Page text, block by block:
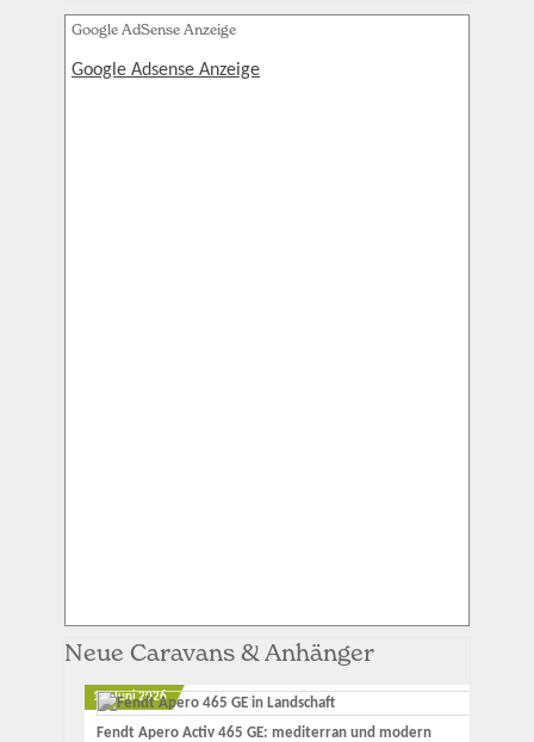
Google AdSense Anzeige
Google Adsense Anzeige
Neue Caravans & Anhänger
12. Juni 2026
Fendt Apero Activ 465 GE: mediterran und modern